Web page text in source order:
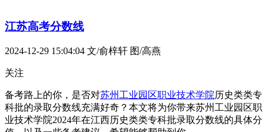
江苏高考分数线
2024-12-29 15:04:04 文/俞梓轩 图/高燕
关注
备考路上的你，是否对苏州工业园区职业技术学院历史类类专
科批的录取分数线充满好奇？本文将为你带来苏州工业园区职
业技术学院2024年在江西历史类类专科批录取分数线的具体分